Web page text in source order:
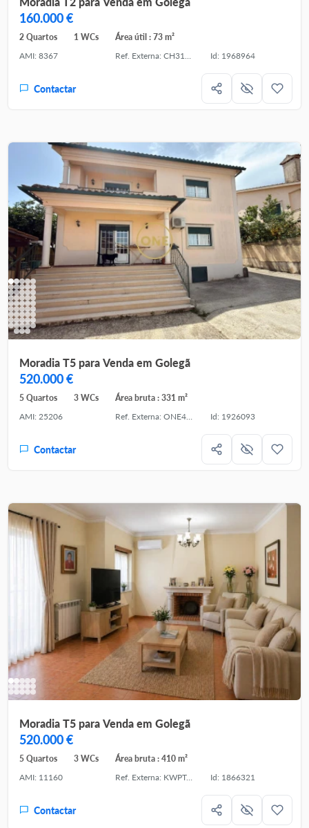
160.000 €
2 Quartos 1 WCs
Área útil : 73 m²
AMI: 8367
Ref. Externa: CH3159/25 Id: 1968964
Contactar
Moradia T5 para Venda em Golegã
520.000 €
5 Quartos 3 WCs
Área bruta : 331 m²
AMI: 25206
Ref. Externa: ONE451813-12 Id: 1926093
Contactar
Moradia T5 para Venda em Golegã
520.000 €
5 Quartos 3 WCs
Área bruta : 410 m²
AMI: 11160
Ref. Externa: KWPT-032514 Id: 1866321
Contactar